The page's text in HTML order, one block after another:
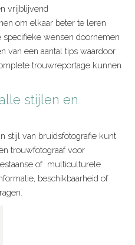
vrijblijvend
om elkaar beter te leren
wensen doornemen
van een aantal tips waardoor
trouwreportage kunnen
stijlen en
stijl van bruidsfotografie kunt
trouwfotograaf voor
of multiculturele
beschikbaarheid of